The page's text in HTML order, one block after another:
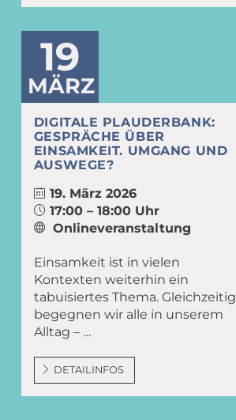
19
MÄRZ
DIGITALE PLAUDERBANK:
GESPRÄCHE ÜBER
EINSAMKEIT. UMGANG UND
AUSWEGE?
19. März 2026
17:00 – 18:00 Uhr
Onlineveranstaltung
Einsamkeit ist in vielen
Kontexten weiterhin ein
tabuisiertes Thema. Gleichzeitig
begegnen wir alle in unserem
Alltag – …
DETAILINFOS